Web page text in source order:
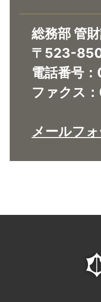
総務部 管
〒523-
電話番号
ファクス
メールフ